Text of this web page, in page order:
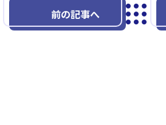
前の記事へ